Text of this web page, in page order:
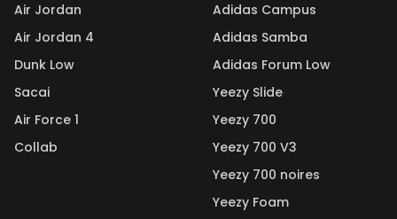
Air Jordan
Air Jordan 4
Dunk Low
Sacai
Air Force 1
Collab
Adidas Campus
Adidas Samba
Adidas Forum Low
Yeezy Slide
Yeezy 700
Yeezy 700 V3
Yeezy 700 noires
Yeezy Foam